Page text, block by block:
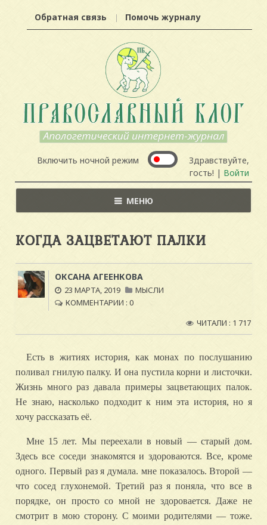
Обратная связь Помочь журналу
Включить ночной режим
Здравствуйте,
гость! | Войти
МЕНЮ
КОГДА ЗАЦВЕТАЮТ ПАЛКИ
ОКСАНА АГЕЕНКОВА
23 МАРТА, 2019
МЫСЛИ
КОММЕНТАРИИ : 0
ЧИТАЛИ : 1 717
Есть в житиях история, как монах по послушанию
поливал гнилую палку. И она пустила корни и листочки.
Жизнь много раз давала примеры зацветающих палок.
Не знаю, насколько подходит к ним эта история, но я
хочу рассказать её.
Мне 15 лет. Мы переехали в новый — старый дом.
Здесь все соседи знакомятся и здороваются. Все, кроме
одного. Первый раз я думала. мне показалось. Второй —
что сосед глухонемой. Третий раз я поняла, что все в
порядке, он просто со мной не здоровается. Даже не
смотрит в мою сторону. С моими родителями — тоже.